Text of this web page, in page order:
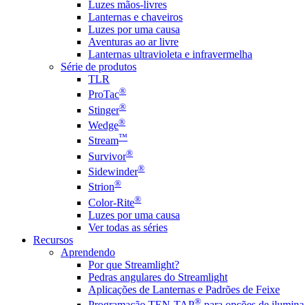
Luzes mãos-livres
Lanternas e chaveiros
Luzes por uma causa
Aventuras ao ar livre
Lanternas ultravioleta e infravermelha
Série de produtos
TLR
ProTac®
Stinger®
Wedge®
Stream™
Survivor®
Sidewinder®
Strion®
Color-Rite®
Luzes por uma causa
Ver todas as séries
Recursos
Aprendendo
Por que Streamlight?
Pedras angulares do Streamlight
Aplicações de Lanternas e Padrões de Feixe
®